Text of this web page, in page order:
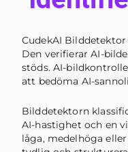
CudekAI
Den verifierar AI-
stöds. AI-
att bedöma AI-
Bilddetektorn
AI-hastighet och en
låga, medelhöga